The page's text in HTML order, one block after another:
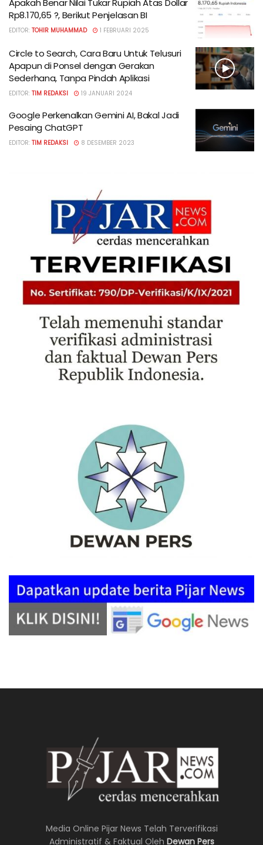
Rp8.170,65 ?, Berikut Penjelasan BI
EDITOR: TOHIR MUHAMMAD 1 FEBRUARI 2025
Circle to Search, Cara Baru Untuk Telusuri
Apapun di Ponsel dengan Gerakan
Sederhana, Tanpa Pindah Aplikasi
EDITOR: TIM REDAKSI 19 JANUARI 2024
Google Perkenalkan Gemini AI, Bakal Jadi
Pesaing ChatGPT
EDITOR: TIM REDAKSI 8 DESEMBER 2023
Media Online Pijar News Telah Terverifikasi
Administratif & Faktual Oleh Dewan Pers